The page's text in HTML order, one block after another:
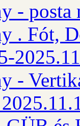
- posta
. Fót,
-